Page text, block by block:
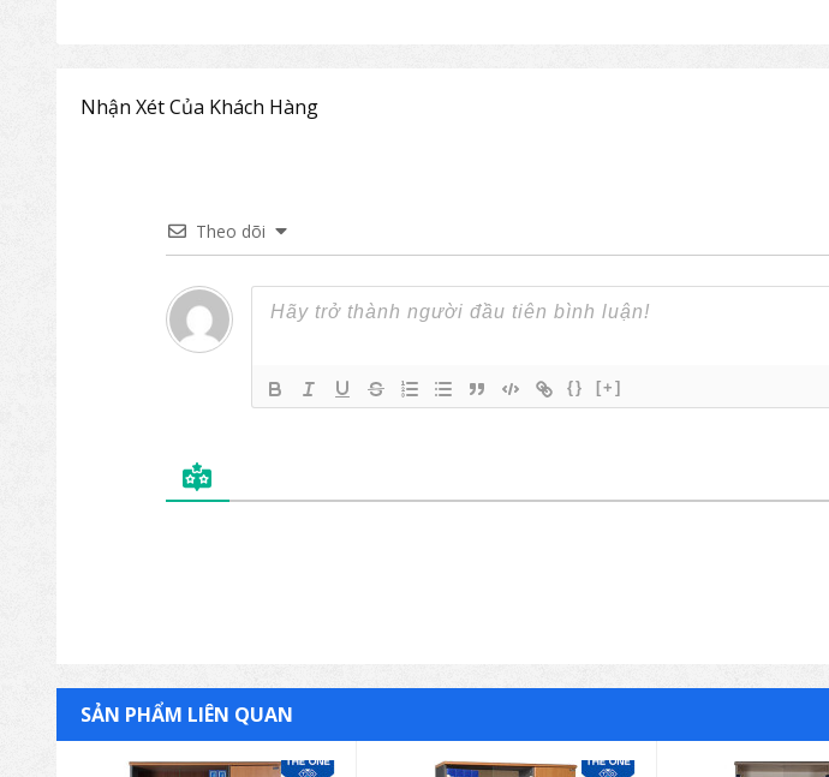
Nhận Xét Của Khách Hàng
Theo dõi
{} [+]
SẢN PHẨM LIÊN QUAN